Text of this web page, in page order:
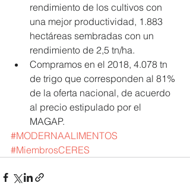
rendimiento de los cultivos con
una mejor productividad, 1.883
hectáreas sembradas con un
rendimiento de 2,5 tn/ha.
Compramos en el 2018, 4.078 tn
de trigo que corresponden al 81%
de la oferta nacional, de acuerdo
al precio estipulado por el
MAGAP.
#MODERNAALIMENTOS
#MiembrosCERES